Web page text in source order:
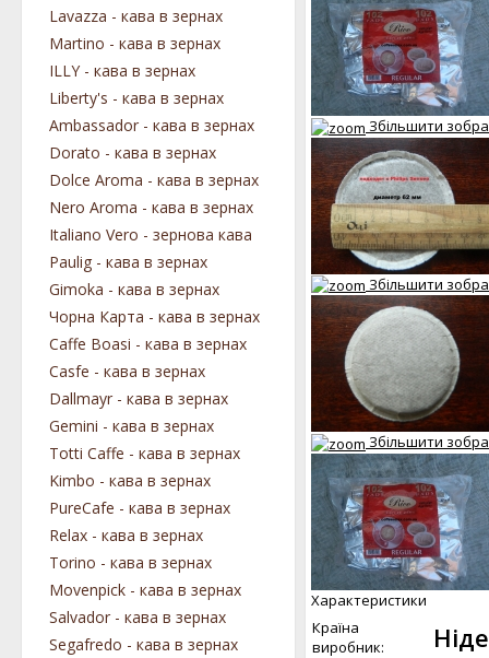
Збільшити
Збільшити
Збільшити
Характеристики
Країна
виробник:
Lavazza - кава в зернах
Martino - кава в зернах
ILLY - кава в зернах
Liberty's - кава в зернах
Ambassador - кава в зернах
Dorato - кава в зернах
Dolce Aroma - кава в зернах
Nero Aroma - кава в зернах
Italiano Vero - зернова кава
Paulig - кава в зернах
Gimoka - кава в зернах
Чорна Карта - кава в зернах
Caffe Boasi - кава в зернах
Casfe - кава в зернах
Dallmayr - кава в зернах
Gemini - кава в зернах
Totti Caffe - кава в зернах
Kimbo - кава в зернах
PureCafe - кава в зернах
Relax - кава в зернах
Torino - кава в зернах
Movenpick - кава в зернах
Salvador - кава в зернах
Segafredo - кава в зернах